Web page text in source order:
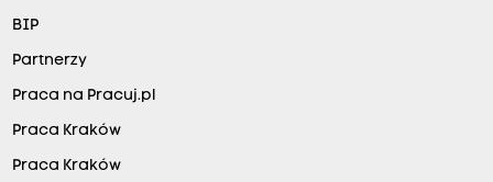
BIP
Partnerzy
Praca na Pracuj.pl
Praca Kraków
Praca Kraków